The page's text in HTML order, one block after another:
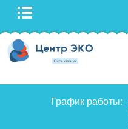
График работы: